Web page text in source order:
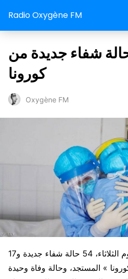
Radio Oxygène FM
54 حالة شفاء جديدة من
كورونا
Oxygène FM
سجّلت ولاية منوبة، اليوم الثلاثاء، 54 حالة شفاء جديدة و17
» المستجد، وحالة وفاة وحيدة